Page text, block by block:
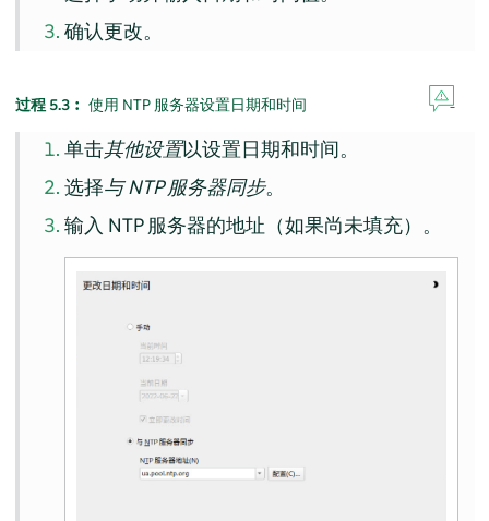
确认更改。
过程 5.3︰ 使用 NTP 服务器设置日期和时间
单击其他设置以设置日期和时间。
选择与 NTP 服务器同步。
输入 NTP 服务器的地址（如果尚未填充）。